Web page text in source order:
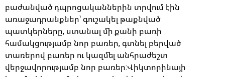
բաժանված դպրոցականներին տրվում էին
առաջադրանքներ՝ գուշակել թաքնված
պատկերները, ստանալ մի քանի բառի
համակցությամբ նոր բառեր, գտնել բերված
տառերով բառեր ու կազմել անհրաժեշտ
վերջավորությամբ նոր բառեր:Վիկտորինայի